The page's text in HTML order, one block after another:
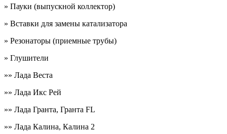
» Пауки (выпускной коллектор)
» Вставки для замены катализатора
» Резонаторы (приемные трубы)
» Глушители
»» Лада Веста
»» Лада Икс Рей
»» Лада Гранта, Гранта FL
»» Лада Калина, Калина 2